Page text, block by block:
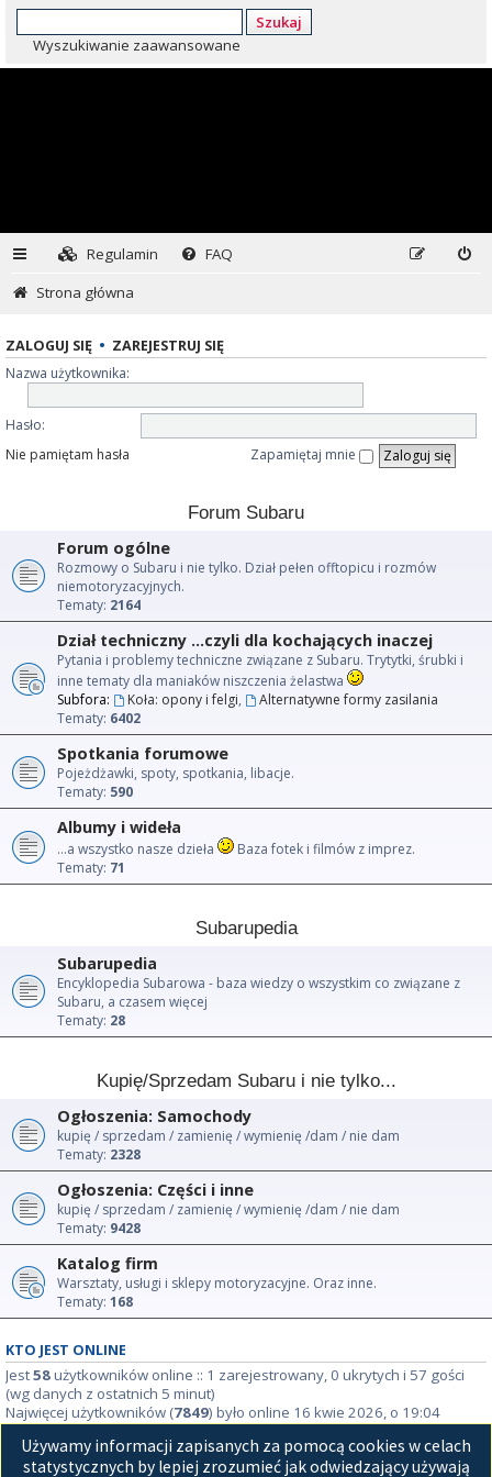
Szukaj
Wyszukiwanie zaawansowane
Regulamin
FAQ
Strona główna
ZALOGUJ SIĘ • ZAREJESTRUJ SIĘ
Nazwa użytkownika:
Hasło:
Nie pamiętam hasła
Zapamiętaj mnie
Forum Subaru
Forum ogólne
Rozmowy o Subaru i nie tylko. Dział pełen offtopicu i rozmów
niemotoryzacyjnych.
Tematy: 2164
Dział techniczny ...czyli dla kochających inaczej
Pytania i problemy techniczne związane z Subaru. Trytytki, śrubki i
inne tematy dla maniaków niszczenia żelastwa
Subfora:
Koła: opony i felgi,
Alternatywne formy zasilania
Tematy: 6402
Spotkania forumowe
Pojeżdżawki, spoty, spotkania, libacje.
Tematy: 590
Albumy i wideła
...a wszystko nasze dzieła
Baza fotek i filmów z imprez.
Tematy: 71
Subarupedia
Subarupedia
Encyklopedia Subarowa - baza wiedzy o wszystkim co związane z
Subaru, a czasem więcej
Tematy: 28
Kupię/Sprzedam Subaru i nie tylko...
Ogłoszenia: Samochody
kupię / sprzedam / zamienię / wymienię /dam / nie dam
Tematy: 2328
Ogłoszenia: Części i inne
kupię / sprzedam / zamienię / wymienię /dam / nie dam
Tematy: 9428
Katalog firm
Warsztaty, usługi i sklepy motoryzacyjne. Oraz inne.
Tematy: 168
KTO JEST ONLINE
Jest58użytkowników online :: 1 zarejestrowany, 0 ukrytych i 57 gości
(wg danych z ostatnich 5 minut)
Najwięcej użytkowników (7849) było online 16 kwie 2026, o 19:04
STATYSTYKI
Używamy informacji zapisanych za pomocą cookies w celach
statystycznych by lepiej zrozumieć jak odwiedzający używają